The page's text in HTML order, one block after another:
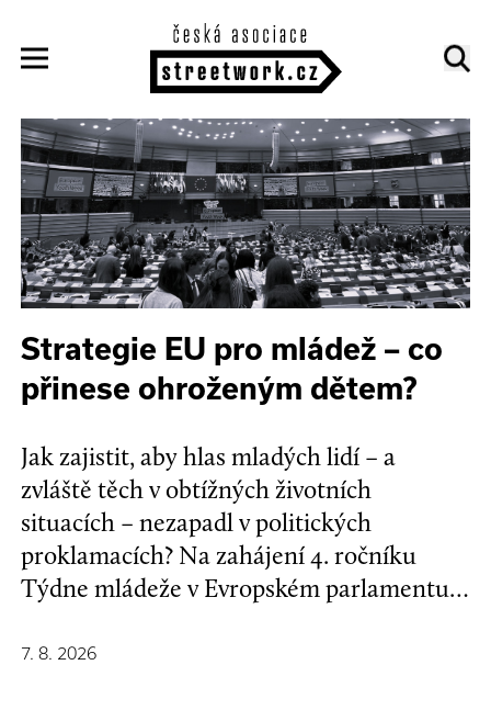
Strategie EU pro mládež – co
přinese ohroženým dětem?
Jak zajistit, aby hlas mladých lidí – a
zvláště těch v obtížných životních
situacích – nezapadl v politických
proklamacích? Na zahájení 4. ročníku
Týdne mládeže v Evropském parlamentu v
stakeholdeři zapojili do formulování nové
7. 8. 2026